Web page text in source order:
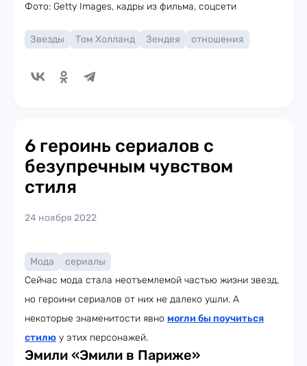
Фото: Getty Images, кадры из фильма, соцсети
Звезды Том Холланд Зендея отношения
6 героинь сериалов с
безупречным чувством
стиля
24 ноября 2022
Мода
сериалы
Сейчас мода стала неотъемлемой частью жизни звезд,
но героини сериалов от них не далеко ушли. А
некоторые знаменитости явно могли бы поучиться
стилю у этих персонажей.
Эмили «Эмили в Париже»